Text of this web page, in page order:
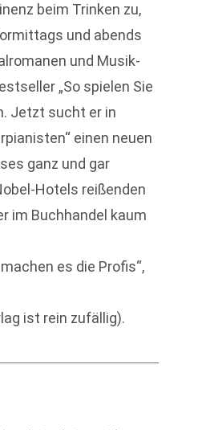
beim Trinken zu,
und abends
und Musik-
„So spielen Sie
Jetzt sucht er in
einen neuen
ganz und gar
Hotels reißenden
im Buchhandel kaum
es die Profis“,
ist rein zufällig).